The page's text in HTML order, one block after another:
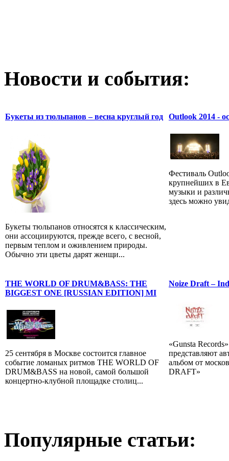
Новости и события:
Букеты из тюльпанов – весна круглый год
Букеты тюльпанов относятся к классическим,
они ассоциируются, прежде всего, с весной,
первым теплом и оживлением природы.
Обычно эти цветы дарят женщи...
Outlook 2014 -
Фестиваль
крупнейших в
музыки и
здесь можно
THE WORLD OF DRUM&BASS: THE
BIGGEST ONE [RUSSIAN EDITION] MI
25 сентября в Москве состоится главное
событие ломаных ритмов THE WORLD OF
DRUM&BASS на новой, самой большой
концертно-клубной площадке столиц...
Noize Draft –
«Gunsta
представляют
альбом от
DRAFT»
Популярные статьи: